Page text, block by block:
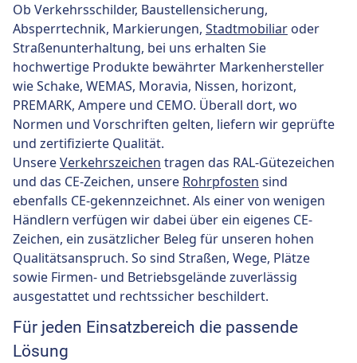
Ob Verkehrsschilder, Baustellensicherung,
Absperrtechnik, Markierungen, Stadtmobiliar oder
Straßenunterhaltung, bei uns erhalten Sie
hochwertige Produkte bewährter Markenhersteller
wie Schake, WEMAS, Moravia, Nissen, horizont,
PREMARK, Ampere und CEMO. Überall dort, wo
Normen und Vorschriften gelten, liefern wir geprüfte
und zertifizierte Qualität.
UnsereVerkehrszeichen tragen das RAL-Gütezeichen
und das CE-Zeichen, unsere Rohrpfosten sind
ebenfalls CE-gekennzeichnet. Als einer von wenigen
Händlern verfügen wir dabei über ein eigenes CE-
Zeichen, ein zusätzlicher Beleg für unseren hohen
Qualitätsanspruch. So sind Straßen, Wege, Plätze
sowie Firmen- und Betriebsgelände zuverlässig
ausgestattet und rechtssicher beschildert.
Für jeden Einsatzbereich die passende
Lösung